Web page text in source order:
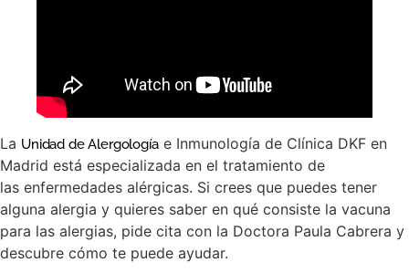
La Unidad de Alergologíae Inmunología de Clínica DKF en
Madrid está especializada en el tratamiento de
las enfermedades alérgicas. Si crees que puedes tener
alguna alergia y quieres saber en qué consiste la vacuna
para las alergias, pide cita con la Doctora Paula Cabrera y
descubre cómo te puede ayudar.